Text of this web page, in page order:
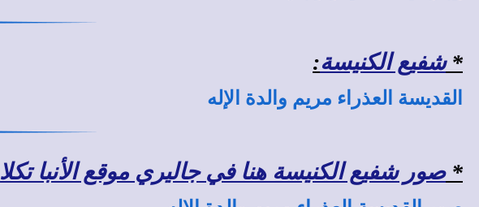
*شفيع الكنيسة:
القديسة العذراء مريم والدة الإله
*صور شفيع الكنيسة هنا في جاليري موقع الأنبا تكلا